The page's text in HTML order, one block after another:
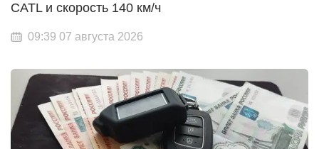
CATL и скорость 140 км/ч
09:39 07 августа 2026